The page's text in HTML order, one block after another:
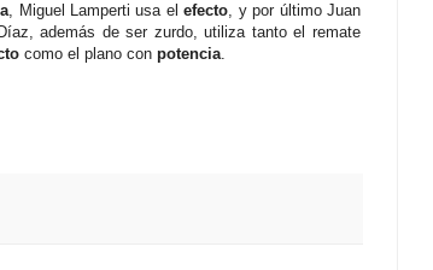
, Miguel Lamperti usa elefecto, y por último Juan
además de ser zurdo, utiliza tanto el remate
como el plano conpotencia.